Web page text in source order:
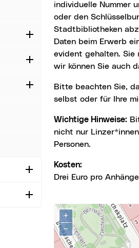
Aufklappen
Aufklappen
Aufklappen
Aufklappen
Aufklappen
individuelle Nummer
oder den
Stadtbibliotheken
Daten beim Erwerb
evident gehalten. Sie
wir können Sie auch
Bitte beachten Sie, dass Sie aus Datenschutzgründen Schlüsselanhänger nur für sich
selbst oder für Ihre
Wichtige Hinweise:
nicht nur
Personen.
Kosten:
Drei Euro pro
Kontakte
Karte überspringen
+
−